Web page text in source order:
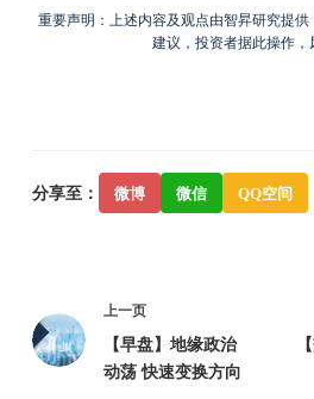
重要声明：上述内容及观点由智昇研究提
建议，投资者据此操作，
分享至： 微博 微信 QQ空间
上一页
【早盘】地缘政治
动荡 快速变换方向